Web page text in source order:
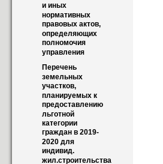
и иных
нормативных
правовых актов,
определяющих
полномочия
управления
Перечень
земельных
участков,
планируемых к
предоставлению
льготной
категории
граждан в 2019-
2020 для
индивид.
жил.строительства